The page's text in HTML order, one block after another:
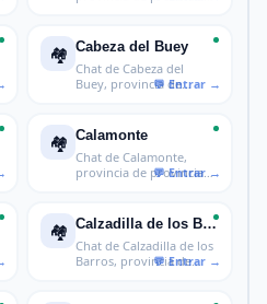
🏘️ Cabeza del Buey
Chat de Cabeza del
Buey, provincia de
🏘️ Calamonte
Chat de Calamonte,
provincia de provincia
🏘️ Calzadilla de los Barros
Chat de Calzadilla de los
Barros, provincia de